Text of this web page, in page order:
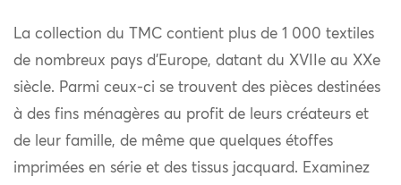
La collection du TMC contient plus de 1 000 textiles
de nombreux pays d’Europe, datant du XVIIe au XXe
siècle. Parmi ceux-ci se trouvent des pièces destinées
à des fins ménagères au profit de leurs créateurs et
de leur famille, de même que quelques étoffes
imprimées en série et des tissus jacquard. Examinez